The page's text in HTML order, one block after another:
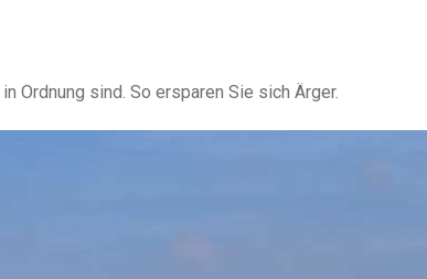
Ordnung sind. So ersparen Sie sich Ärger.